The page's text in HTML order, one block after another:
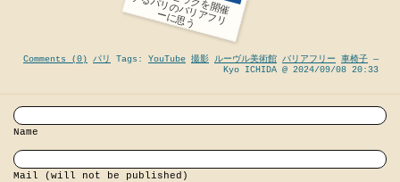
ピ
す
ア
ー
う
Comments (0) パリ Tags: YouTube 撮影 ルーヴル美術館 バリアフリー 車椅子 —
Kyo ICHIDA @ 2024/09/08 20:33
Name
Mail (will not be published)